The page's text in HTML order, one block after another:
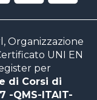
Organizzazione
UNI EN
per
di Corsi di
-QMS-ITAIT-